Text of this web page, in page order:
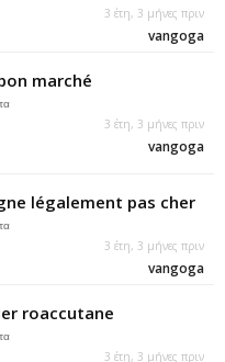
3 έτη, 3 μήνες πριν
vangoga
marché
3 έτη, 3 μήνες πριν
vangoga
légalement pas cher
3 έτη, 3 μήνες πριν
vangoga
roaccutane
3 έτη, 3 μήνες πριν